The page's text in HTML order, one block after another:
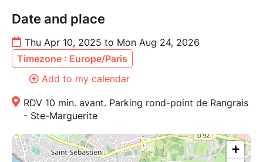
Date and place
Thu Apr 10, 2025 to Mon Aug 24, 2026
Timezone : Europe/Paris
Add to my calendar
RDV 10 min. avant. Parking rond-point de Rangrais
- Ste-Marguerite
+